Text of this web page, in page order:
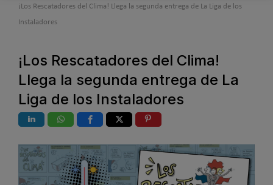
¡Los Rescatadores del Clima! Llega la segunda entrega de La Liga de los
Instaladores
¡Los Rescatadores del Clima!
Llega la segunda entrega de La
Liga de los Instaladores